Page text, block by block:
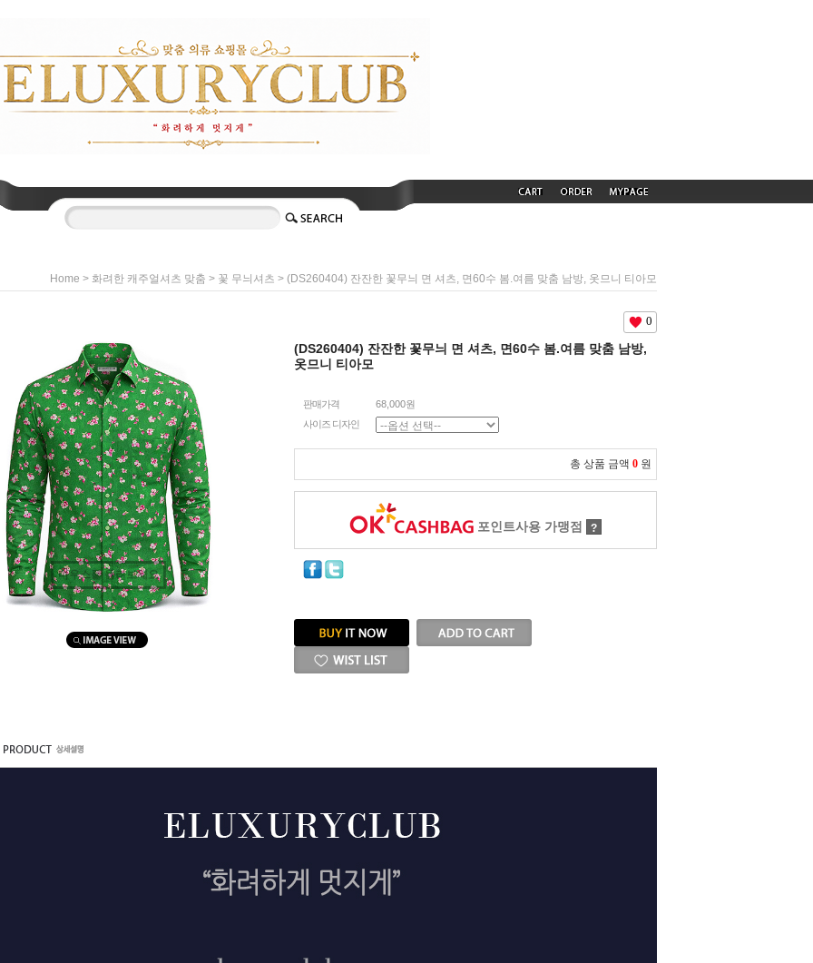
Home > 화려한 캐주얼셔츠 맞춤 > 꽃 무늬셔츠 > (DS260404) 잔잔한 꽃무늬 면 셔츠, 면60수 봄.여름 맞춤 남방, 옷므니 티아모
마우스를 올려보세요
0
(DS260404) 잔잔한 꽃무늬 면 셔츠, 면60수 봄.여름 맞춤 남방,
옷므니 티아모
판매가격
68,000원
사이즈 디자인
총 상품 금액 0 원
포인트사용 가맹점 ?